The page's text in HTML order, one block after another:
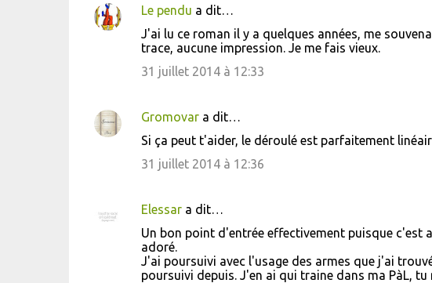
C
e
n
r
Le pendu a dit…
J'ai lu ce roman il y a quelques années, me
trace, aucune impression. Je me fais vieux.
31 juillet 2014 à 12:33
Gromovara dit…
Si ça peut t'aider, le déroulé est parfaitement
31 juillet 2014 à 12:36
Elessara dit…
Un bon point d'entrée effectivement puisque c'est
adoré.
J'ai poursuivi avec l'usage des armes que j'ai
poursuivi depuis. J'en ai qui traine dans ma PàL,